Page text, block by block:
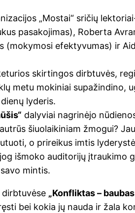
„Mostai“ sričių
pasakojimas), Roberta
(mokymosi efektyvumas) ir
skirtingos dirbtuvės,
metu mokiniai supažindino,
lyderis.
dalyviai nagrinėjo
šiuolaikiniam žmogui?
o prireikus imtis
išmoko auditorijų įtraukimo
mintis.
dirbtuvėse „Konfliktas –
bei kokia jų nauda ir žala